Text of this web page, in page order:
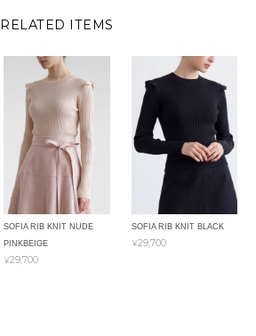
RELATED ITEMS
SOFIA RIB KNIT NUDE
PINKBEIGE
¥29,700
SOFIA RIB KNIT BLACK
¥29,700